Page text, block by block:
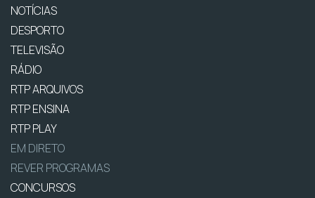
NOTÍCIAS
DESPORTO
TELEVISÃO
RÁDIO
RTP ARQUIVOS
RTP ENSINA
RTP PLAY
EM DIRETO
REVER PROGRAMAS
CONCURSOS